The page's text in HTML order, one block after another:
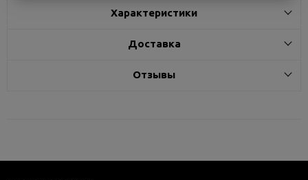
Характеристики
Доставка
Отзывы